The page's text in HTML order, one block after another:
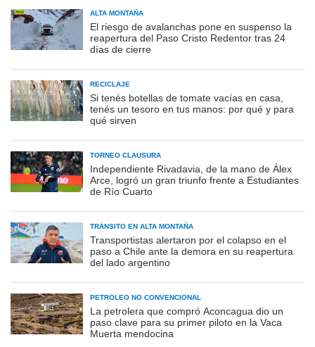
ALTA MONTAÑA
El riesgo de avalanchas pone en suspenso la
reapertura del Paso Cristo Redentor tras 24
días de cierre
RECICLAJE
Si tenés botellas de tomate vacías en casa,
tenés un tesoro en tus manos: por qué y para
qué sirven
TORNEO CLAUSURA
Independiente Rivadavia, de la mano de Álex
Arce, logró un gran triunfo frente a Estudiantes
de Río Cuarto
TRÁNSITO EN ALTA MONTAÑA
Transportistas alertaron por el colapso en el
paso a Chile ante la demora en su reapertura
del lado argentino
PETRÓLEO NO CONVENCIONAL
La petrolera que compró Aconcagua dio un
paso clave para su primer piloto en la Vaca
Muerta mendocina